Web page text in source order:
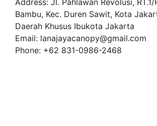
Address: Jl. Pahlawan Revolusi, RT.1/
Bambu, Kec. Duren Sawit, Kota
Daerah Khusus Ibukota Jakarta
Email: lanajayacanopy@gmail.com
Phone: +62 831-0986-2468